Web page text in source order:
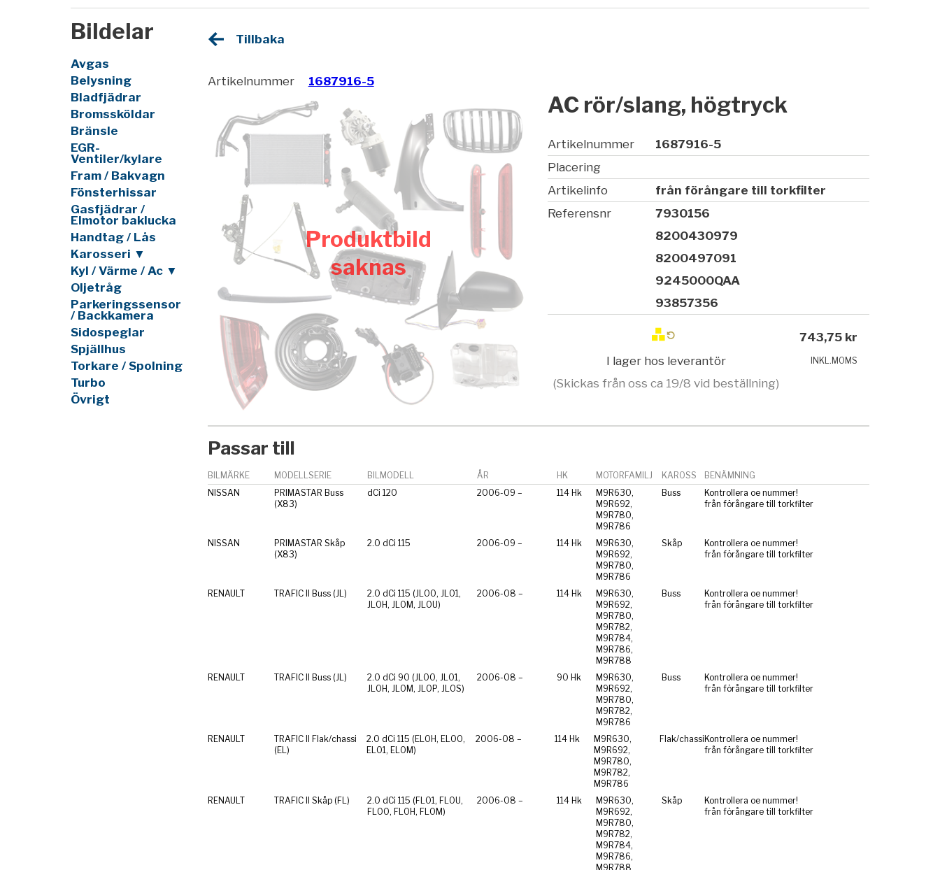
Bildelar
Avgas
Belysning
Bladfjädrar
Bromssköldar
Bränsle
EGR-
Ventiler/kylare
Fram / Bakvagn
Fönsterhissar
Gasfjädrar /
Elmotor baklucka
Handtag / Lås
Karosseri ▼
Kyl / Värme / Ac ▼
Oljetråg
Parkeringssensor
/ Backkamera
Sidospeglar
Spjällhus
Torkare / Spolning
Turbo
Övrigt
Tillbaka
Artikelnummer 1687916-5
Produktbild
saknas
AC rör/slang, högtryck
Artikelnummer
1687916-5
Placering
Artikelinfo
från förångare till torkfilter
Referensnr
7930156
8200430979
8200497091
9245000QAA
93857356
I lager hos leverantör
(Skickas från oss ca 19/8 vid beställning)
743,75 kr
INKL.MOMS
Passar till
BILMÄRKE MODELLSERIE BILMODELL ÅR HK MOTORFAMILJ KAROSS
BENÄMNING
NISSAN
PRIMASTAR Buss
(X83)
dCi 120 2006-09 – 114 Hk
M9R630,
M9R692,
M9R780,
M9R786
Buss
Kontrollera oe nummer!
från förångare till torkfilter
NISSAN
PRIMASTAR Skåp
(X83)
2.0 dCi 115 2006-09 – 114 Hk
M9R630,
M9R692,
M9R780,
M9R786
Skåp
Kontrollera oe nummer!
från förångare till torkfilter
RENAULT TRAFIC II Buss (JL)
2.0 dCi 115 (JL00, JL01,
JL0H, JL0M, JL0U)
2006-08 – 114 Hk
M9R630,
M9R692,
M9R780,
M9R782,
M9R784,
M9R786,
M9R788
Buss
Kontrollera oe nummer!
från förångare till torkfilter
RENAULT TRAFIC II Buss (JL)
2.0 dCi 90 (JL00, JL01,
JL0H, JL0M, JL0P, JL0S)
2006-08 – 90 Hk
M9R630,
M9R692,
M9R780,
M9R782,
M9R786
Buss
Kontrollera oe nummer!
från förångare till torkfilter
RENAULT
TRAFIC II Flak/chassi
(EL)
2.0 dCi 115 (EL0H, EL00,
EL01, EL0M)
2006-08 – 114 Hk
M9R630,
M9R692,
M9R780,
M9R782,
M9R786
Flak/chassiKontrollera oe nummer!
från förångare till torkfilter
RENAULT TRAFIC II Skåp (FL)
2.0 dCi 115 (FL01, FL0U,
FL00, FL0H, FL0M)
2006-08 – 114 Hk
M9R630,
M9R692,
M9R780,
M9R782,
M9R784,
M9R786,
M9R788
Skåp
Kontrollera oe nummer!
från förångare till torkfilter